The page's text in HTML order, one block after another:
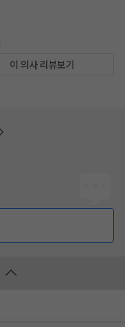
이 의사 리뷰보기